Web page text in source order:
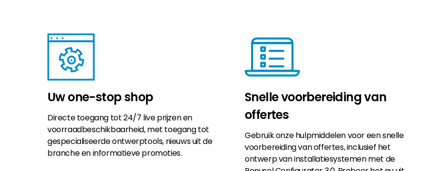
Uw one-stop shop
Directe toegang tot 24/7 live prijzen en
voorraadbeschikbaarheid, met toegang tot
gespecialiseerde ontwerptools, nieuws uit de
branche en informatieve promoties.
Snelle voorbereiding van
offertes
Gebruik onze hulpmiddelen voor een snelle
voorbereiding van offertes, inclusief het
ontwerp van installatiesystemen met de